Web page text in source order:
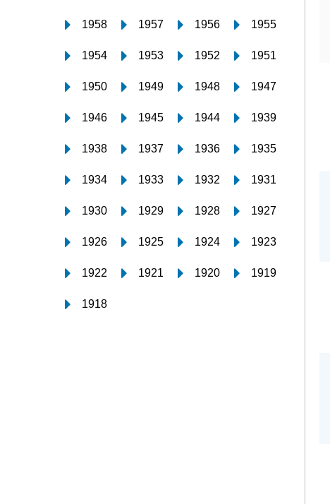
1958 1957 1956 1955
1954 1953 1952 1951
1950 1949 1948 1947
1946 1945 1944 1939
1938 1937 1936 1935
1934 1933 1932 1931
1930 1929 1928 1927
1926 1925 1924 1923
1922 1921 1920 1919
1918